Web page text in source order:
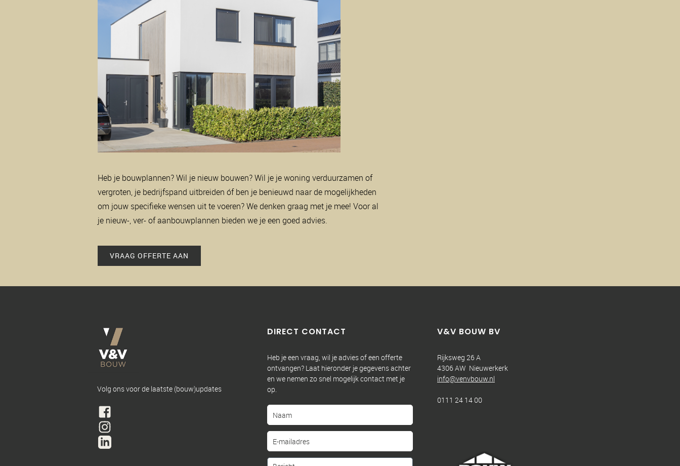
Heb je bouwplannen? Wil je nieuw bouwen? Wil je je woning verduurzamen of
vergroten, je bedrijfspand uitbreiden óf ben je benieuwd naar de mogelijkheden
om jouw specifieke wensen uit te voeren? We denken graag met je mee! Voor al
je nieuw-, ver- of aanbouwplannen bieden we je een goed advies.
VRAAG OFFERTE AAN
Volg ons voor de laatste (bouw)updates
DIRECT CONTACT
Heb je een vraag, wil je advies of een offerte
ontvangen? Laat hieronder je gegevens achter
en we nemen zo snel mogelijk contact met je
op.
V&V BOUW BV
Rijksweg 26 A
4306 AW Nieuwerkerk
info@venvbouw.nl
0111 24 14 00